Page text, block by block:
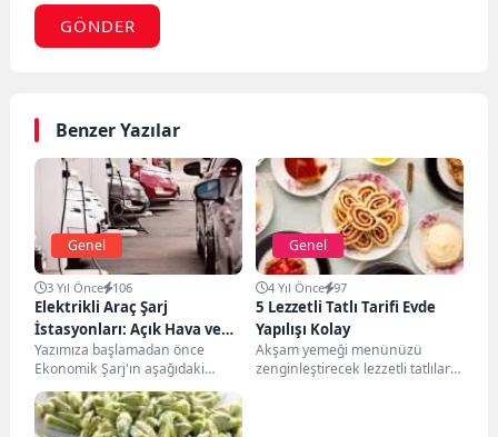
GÖNDER
Benzer Yazılar
Genel
3 Yıl Önce 106
Elektrikli Araç Şarj
İstasyonları: Açık Hava ve
Kapalı Alan Uygulamaları
Yazımıza başlamadan önce
Ekonomik Şarj'ın aşağıdaki
hizmetlerini incelemeyi
unutmayınız. elektrikli araç şarj
istasyonu elektrikli araç...
Genel
4 Yıl Önce 97
5 Lezzetli Tatlı Tarifi Evde
Yapılışı Kolay
Akşam yemeği menünüzü
zenginleştirecek lezzetli tatlılar